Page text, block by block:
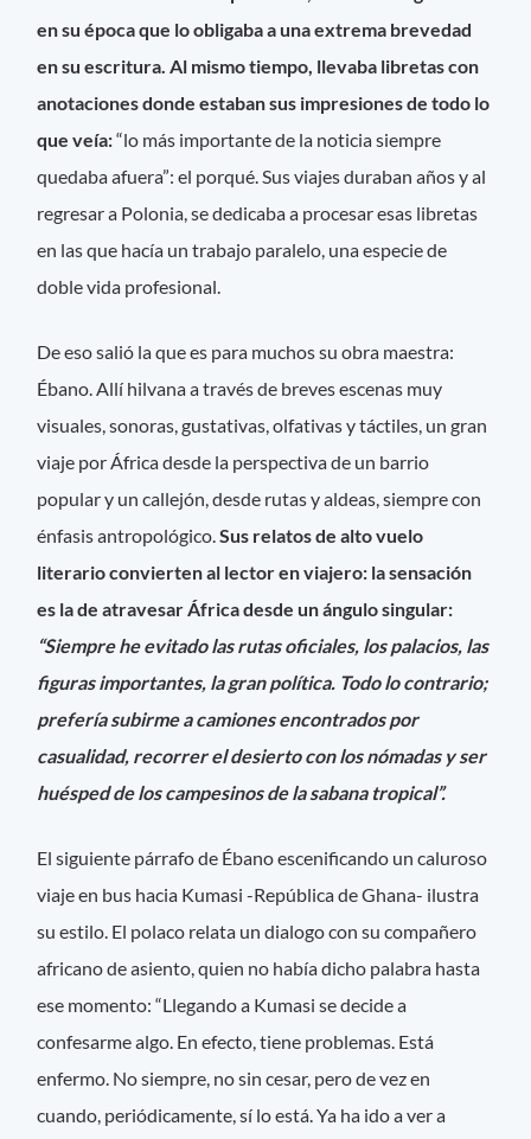
en su época que lo obligaba a una extrema brevedad
en su escritura. Al mismo tiempo, llevaba libretas con
anotaciones donde estaban sus impresiones de todo lo
que veía:“lo más importante de la noticia siempre
quedaba afuera”: el porqué. Sus viajes duraban años y al
regresar a Polonia, se dedicaba a procesar esas libretas
en las que hacía un trabajo paralelo, una especie de
doble vida profesional.
De eso salió la que es para muchos su obra maestra:
Ébano. Allí hilvana a través de breves escenas muy
visuales, sonoras, gustativas, olfativas y táctiles, un gran
viaje por África desde la perspectiva de un barrio
popular y un callejón, desde rutas y aldeas, siempre con
énfasis antropológico.Sus relatos de alto vuelo
literario convierten al lector en viajero: la sensación
es la de atravesar África desde un ángulo singular:
“Siempre he evitado las rutas oficiales, los palacios, las
figuras importantes, la gran política. Todo lo contrario;
prefería subirme a camiones encontrados por
casualidad, recorrer el desierto con los nómadas y ser
huésped de los campesinos de la sabana tropical”.
El siguiente párrafo de Ébano escenificando un caluroso
viaje en bus hacia Kumasi -República de Ghana- ilustra
su estilo. El polaco relata un dialogo con su compañero
africano de asiento, quien no había dicho palabra hasta
ese momento: “Llegando a Kumasi se decide a
confesarme algo. En efecto, tiene problemas. Está
enfermo. No siempre, no sin cesar, pero de vez en
cuando, periódicamente, sí lo está. Ya ha ido a ver a